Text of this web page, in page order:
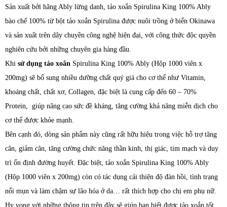
Sản xuất bởi hãng Ably lừng danh, tảo xoắn Spirulina King 100% Ably
bào chế 100% từ bột tảo xoắn Spirulina được nuôi trồng ở biển Okinawa
và sản xuất trên dây chuyền công nghệ hiện đại, với công thức độc quyền
nghiên cứu bởi những chuyên gia hàng đầu.
Khi sử dụng tảo xoắn Spirulina King 100% Ably (Hộp 1000 viên x
200mg) sẽ bổ sung nhiều dưỡng chất quý giá cho cơ thể như Vitamin,
khoáng chất, chất xơ, Collagen, đặc biệt là cung cấp đến 60 – 70%
Protein, giúp nâng cao sức đề kháng, tăng cường khả năng miễn dịch cho
cơ thể được khỏe mạnh.
Bên cạnh đó, dòng sản phẩm này cũng rất hữu hiệu trong việc hỗ trợ tăng
cân, giảm cân, tăng cường chức năng thần kinh, thị giác, tim mạch và duy
trì ổn định đường huyết. Đặc biệt, tảo xoắn Spirulina King 100% Ably
(Hộp 1000 viên x 200mg) còn có tác dụng cải thiện độ đàn hồi, tình trạng
nổi mụn và làm chậm sự lão hóa ở da… rất thích hợp cho chị em phụ nữ.
Hy vọng với những thông tin trên đây sẽ giúp bạn biết được tảo xoắn tốt